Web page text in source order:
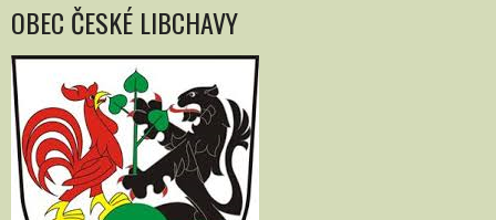
OBEC ČESKÉ LIBCHAVY